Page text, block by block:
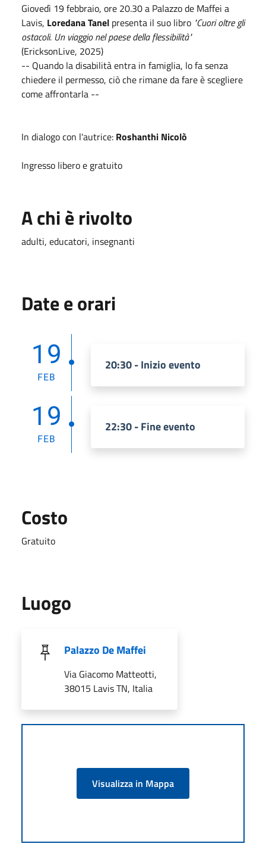
Giovedì 19 febbraio, ore 20.30 a Palazzo de Maffei a
Lavis, Loredana Tanel presenta il suo libro "Cuori oltre gli
ostacoli. Un viaggio nel paese della flessibilità"
(EricksonLive, 2025)
-- Quando la disabilità entra in famiglia, lo fa senza
chiedere il permesso, ciò che rimane da fare è scegliere
come affrontarla --
In dialogo con l'autrice: Roshanthi Nicolò
Ingresso libero e gratuito
A chi è rivolto
adulti, educatori, insegnanti
Date e orari
19
FEB
20:30 - Inizio evento
19
FEB
22:30 - Fine evento
Costo
Gratuito
Luogo
Palazzo De Maffei
Via Giacomo Matteotti,
38015 Lavis TN, Italia
Visualizza in Mappa